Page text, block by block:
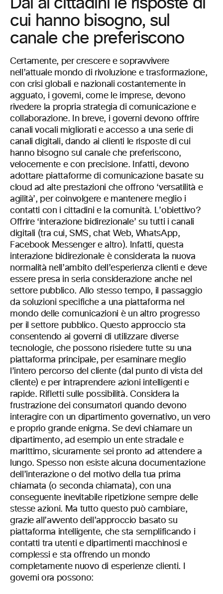
Dai ai cittadini le risposte di
cui hanno bisogno, sul
canale che preferiscono
Certamente, per crescere e sopravvivere
nell’attuale mondo di rivoluzione e trasformazione,
con crisi globali e nazionali costantemente in
agguato, i governi, come le imprese, devono
rivedere la propria strategia di comunicazione e
collaborazione. In breve, i governi devono offrire
canali vocali migliorati e accesso a una serie di
canali digitali, dando ai clienti le risposte di cui
hanno bisogno sul canale che preferiscono,
velocemente e con precisione. Infatti, devono
adottare piattaforme di comunicazione basate su
cloud ad alte prestazioni che offrono ‘versatilità e
agilità’, per coinvolgere e mantenere meglio i
contatti con i cittadini e la comunità. L’obiettivo?
Offrire ‘interazione bidirezionale’ su tutti i canali
digitali (tra cui, SMS, chat Web, WhatsApp,
Facebook Messenger e altro). Infatti, questa
interazione bidirezionale è considerata la nuova
normalità nell’ambito dell’esperienza clienti e deve
essere presa in seria considerazione anche nel
settore pubblico. Allo stesso tempo, il passaggio
da soluzioni specifiche a una piattaforma nel
mondo delle comunicazioni è un altro progresso
per il settore pubblico. Questo approccio sta
consentendo ai governi di utilizzare diverse
tecnologie, che possono risiedere tutte su una
piattaforma principale, per esaminare meglio
l’intero percorso del cliente (dal punto di vista del
cliente) e per intraprendere azioni intelligenti e
rapide. Rifletti sulle possibilità. Considera la
frustrazione dei consumatori quando devono
interagire con un dipartimento governativo, un vero
e proprio grande enigma. Se devi chiamare un
dipartimento, ad esempio un ente stradale e
marittimo, sicuramente sei pronto ad attendere a
lungo. Spesso non esiste alcuna documentazione
dell’interazione o del motivo della tua prima
chiamata (o seconda chiamata), con una
conseguente inevitabile ripetizione sempre delle
stesse azioni. Ma tutto questo può cambiare,
grazie all’avvento dell’approccio basato su
piattaforma intelligente, che sta semplificando i
contatti tra utenti e dipartimenti macchinosi e
complessi e sta offrendo un mondo
completamente nuovo di esperienze clienti. I
governi ora possono: